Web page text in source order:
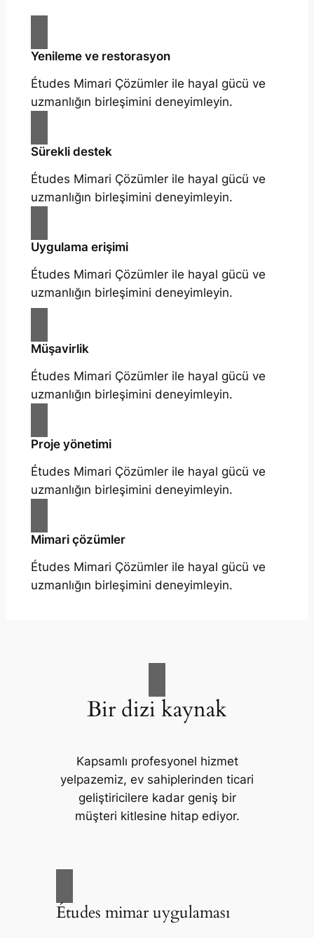
Yenileme ve restorasyon
Études Mimari Çözümler ile hayal gücü ve
uzmanlığın birleşimini deneyimleyin.
Sürekli destek
Études Mimari Çözümler ile hayal gücü ve
uzmanlığın birleşimini deneyimleyin.
Uygulama erişimi
Études Mimari Çözümler ile hayal gücü ve
uzmanlığın birleşimini deneyimleyin.
Müşavirlik
Études Mimari Çözümler ile hayal gücü ve
uzmanlığın birleşimini deneyimleyin.
Proje yönetimi
Études Mimari Çözümler ile hayal gücü ve
uzmanlığın birleşimini deneyimleyin.
Mimari çözümler
Études Mimari Çözümler ile hayal gücü ve
uzmanlığın birleşimini deneyimleyin.
Bir dizi kaynak
Kapsamlı profesyonel hizmet
yelpazemiz, ev sahiplerinden ticari
geliştiricilere kadar geniş bir
müşteri kitlesine hitap ediyor.
Études mimar uygulaması